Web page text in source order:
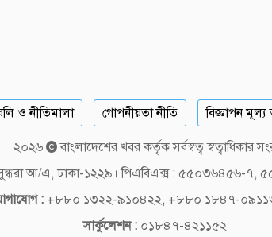
ও নীতিমালা গোপনীয়তা নীতি বিজ্ঞাপন মূল্য
২০২৬
বাংলাদেশের খবর কর্তৃক সর্বস্বত্ব স্বত্বাধিকার
আ/এ, ঢাকা-১২২৯। পিএবিএক্স : ৫৫০৩৬৪৫৬-
: +৮৮০ ১৩২২-৯১০৪২২, +৮৮০ ১৮৪৭-
সার্কুলেশন :০১৮৪৭-৪২১১৫২